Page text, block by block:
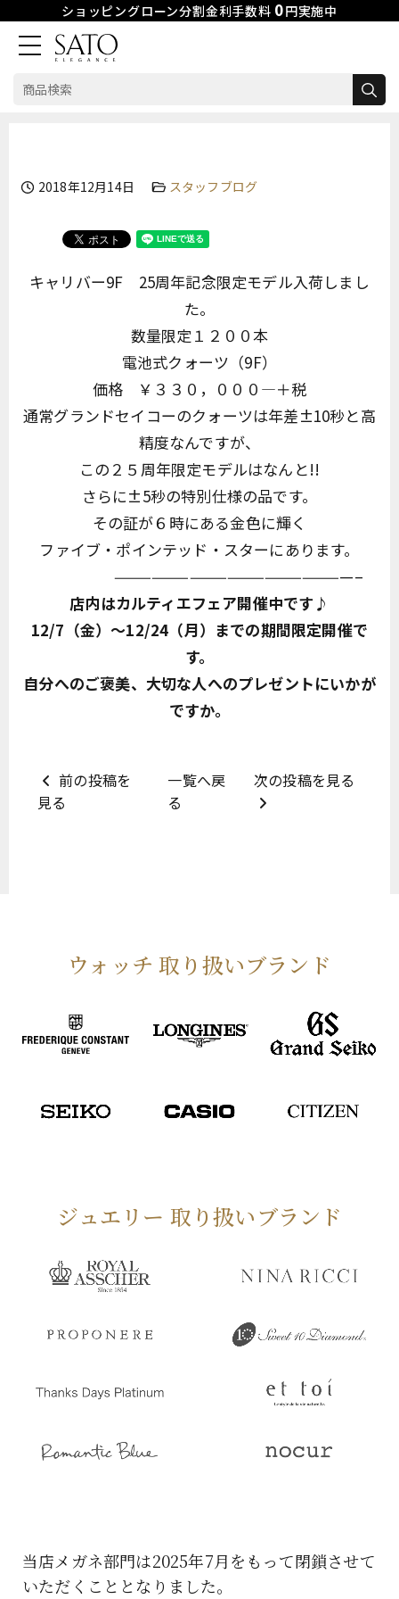
ショッピングローン分割金利手数料 0円実施中
検
2018年12月14日 スタッフブログ
キャリバー9F 25周年記念限定モデル入荷しまし
た。
数量限定１２００本
電池式クォーツ（9F）
価格 ￥３３０，０００―＋税
通常グランドセイコーのクォーツは年差±10秒と高
精度なんですが、
この２５周年限定モデルはなんと!!
さらに±5秒の特別仕様の品です。
その証が６時にある金色に輝く
ファイブ・ポインテッド・スターにあります。
———————————————————–
店内はカルティエフェア開催中です♪
12/7（金）～12/24（月）までの期間限定開催で
す。
自分へのご褒美、大切な人へのプレゼントにいかが
ですか。
前の投稿を
見る
一覧へ戻
る
次の投稿を見る
ウォッチ 取り扱いブランド
ジュエリー 取り扱いブランド
当店メガネ部門は2025年7月をもって閉鎖させて
いただくこととなりました。